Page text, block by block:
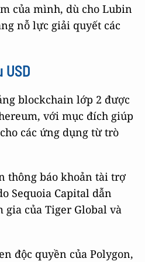
của mình, dù cho Lubin
nỗ lực giải quyết các
blockchain lớp 2 được
với mục đích giúp
các ứng dụng từ trò
thông báo khoản tài trợ
Sequoia Capital dẫn
gia của Tiger Global và
độc quyền của Polygon,